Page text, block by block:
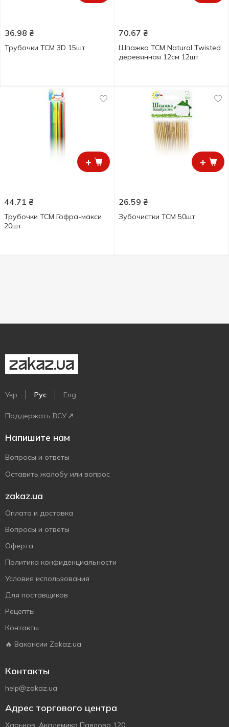
36.98 ₴
Трубочки ТСМ 3D 15шт
70.67 ₴
Шпажка ТСМ Natural Twisted
деревянная 12cм 12шт
+
44.71 ₴
Трубочки ТСМ Гофра-макси
20шт
+
26.59 ₴
Зубочистки ТСМ 50шт
Укр Рус Eng
Поддержать ВСУ
Напишите нам
Вопросы и ответы
Оставить жалобу или вопрос
zakaz.ua
Оплата и доставка
Вопросы и ответы
Оферта
Политика конфиденциальности
Условия использования
Для поставщиков
Рецепты
Контакты
🔥 Вакансии Zakaz.ua
Контакты
help@zakaz.ua
Адрес торгового центра
Харьков, Академика Павлова 120